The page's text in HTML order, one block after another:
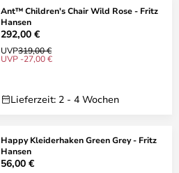
Ant™ Children's Chair Wild Rose - Fritz
Hansen
292,00 €
UVP319,00 €
UVP -27,00 €
Lieferzeit: 2 - 4 Wochen
Happy Kleiderhaken Green Grey - Fritz
Hansen
56,00 €